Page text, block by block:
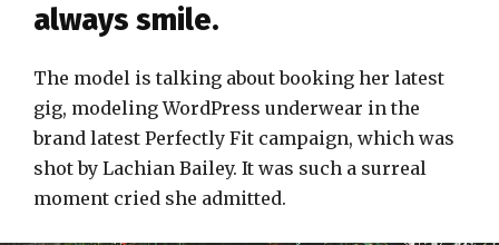
always smile.
The model is talking about booking her latest
gig, modeling WordPress underwear in the
brand latest Perfectly Fit campaign, which was
shot by Lachian Bailey. It was such a surreal
moment cried she admitted.